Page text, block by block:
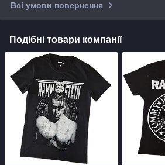
Всі умови повернення
Подібні товари компанії